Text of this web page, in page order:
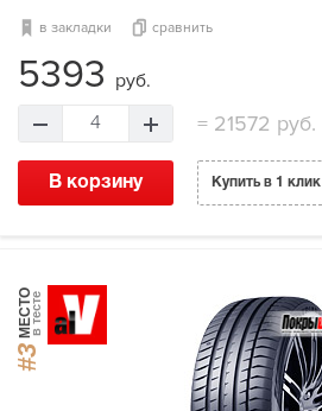
в закладки сравнить
5393 руб.
4 =21572 руб.
В корзину Купить в 1 клик
#3
МЕСТОв тесте